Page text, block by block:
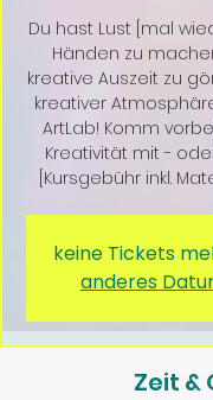
Du hast Lust [mal
Händen zu
kreative Auszeit zu
kreativer
ArtLab! Komm
Kreativität mit -
[Kursgebühr inkl.
keine Tickets
anderes
Zeit &